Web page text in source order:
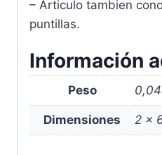
– Articulo tambien
puntillas.
Información
Peso
Dimensiones 2 ×